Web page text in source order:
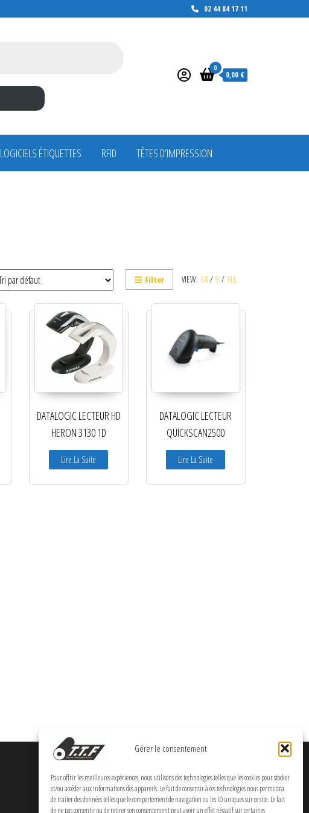
Gérer le consentement
Pour offrir les meilleures expériences, nous utilisons des technologies telles que les cookies pour stocker
et/ou accéder aux informations des appareils. Le fait de consentir à ces technologies nous permettra
de traiter des données telles que le comportement de navigation ou les ID uniques sur ce site. Le fait
de ne pas consentir ou de retirer son consentement peut avoir un effet négatif sur certaines
02 44 84 17 11
0
0,00 €
LOGICIELS ÉTIQUETTES RFID TÊTES D’IMPRESSION
VIEW: 64 / 9 / ALL
Filter
DATALOGIC LECTEUR HD
HERON 3130 1D
Lire La Suite
DATALOGIC LECTEUR
QUICKSCAN2500
Lire La Suite